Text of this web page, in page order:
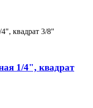
1/4", квадрат